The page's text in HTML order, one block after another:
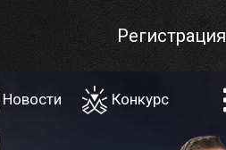
Регистрация
Новости Конкурс